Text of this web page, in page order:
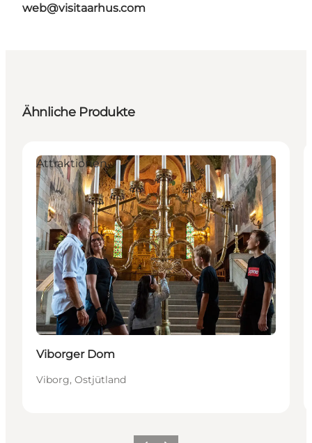
web@visitaarhus.com
Ähnliche Produkte
Attraktionen
Viborger Dom
Viborg, Ostjütland